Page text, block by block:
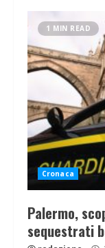
1 MIN READ
Cronaca
Palermo,
sequestrati